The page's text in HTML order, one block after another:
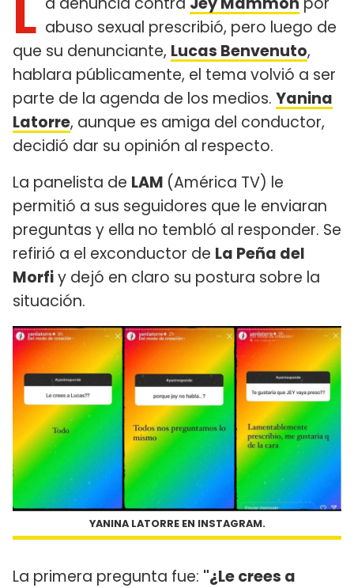
L abuso sexual prescribió, pero luego de
que su denunciante, Lucas Benvenuto,
hablara públicamente, el tema volvió a ser
parte de la agenda de los medios. Yanina
Latorre, aunque es amiga del conductor,
decidió dar su opinión al respecto.
La panelista de LAM (América TV) le
permitió a sus seguidores que le enviaran
preguntas y ella no tembló al responder. Se
refirió a el exconductor de La Peña del
Morfiy dejó en claro su postura sobre la
situación.
YANINA LATORRE EN INSTAGRAM.
La primera pregunta fue: "¿Le crees a